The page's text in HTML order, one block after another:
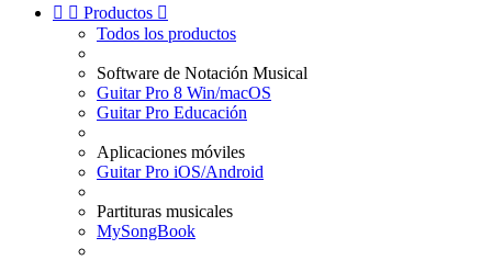
  Productos 
Todos los productos
Software de Notación Musical
Guitar Pro 8 Win/macOS
Guitar Pro Educación
Aplicaciones móviles
Guitar Pro iOS/Android
Partituras musicales
MySongBook